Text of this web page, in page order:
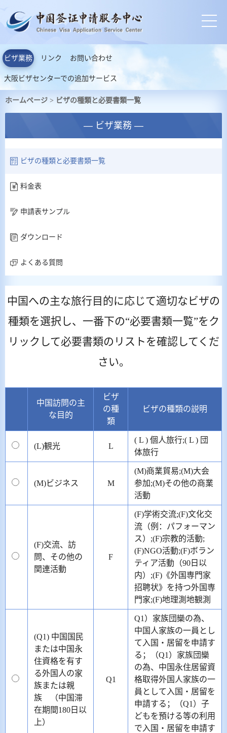
ビザ業務 リンク お問い合わせ
大阪ビザセンターでの追加サービス
ホームページ > ビザの種類と必要書類一覧
— ビザ業務 —
ビザの種類と必要書類一覧
料金表
申請表サンプル
ダウンロード
よくある質問
中国への主な旅行目的に応じて適切なビザの
種類を選択し、一番下の“必要書類一覧”をク
リックして必要書類のリストを確認してくだ
さい。
中国訪問の主
な目的
ビザ
の種
類
ビザの種類の説明
(L)観光 L
( L ) 個人旅行;( L ) 団
体旅行
(M)ビジネス M
(M)商業貿易;(M)大会
参加;(M)その他の商業
活動
(F)交流、訪
問、その他の
関連活動
F
(F)学術交流;(F)文化交
流（例：パフォーマン
ス）;(F)宗教的活動;
(F)NGO活動;(F)ボラン
ティア活動（90日以
内）;(F)《外国専門家
招聘状》を持つ外国専
門家;(F)地理測地観測
(Q1) 中国国民
または中国永
住資格を有す
る外国人の家
族または親
族 （中国滞
在期間180日以
上）
Q1
Q1）家族団欒の為、
中国人家族の一員とし
て入国・居留を申請す
る；（Q1）家族団欒
の為、中国永住居留資
格取得外国人家族の一
員として入国・居留を
申請する；（Q1）子
どもを預ける等の利用
で入国・居留を申請す